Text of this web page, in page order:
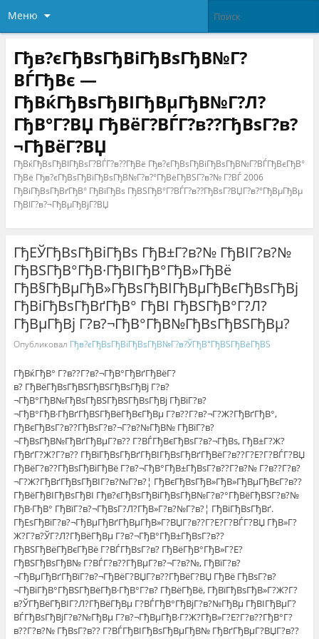
Меню
Гђв?єГђВѕГђВіГђВѕГђВ№Г?
ВЃГђВє —
ГђВќГђВѕГђВІГђВµГђВ№Г?Л?
ГђВ°Г?ВЏ ГђВёГ?ВЃГ?в??ГђВѕГ?в?
¬ГђВёГ?ВЏ
ГђВќГђВѕГђВІГђВѕГ?ВЃГ?в??ГђВё Гђв?єГђВѕГђВіГђВѕГђВ№Г?ВЃГђВєГђВ°
ГђВё Гђв?єГђВѕГђВіГђВѕГђВ№Г?в?°ГђВёГђВЅГ?в?№ Г?ВЃ 2006
ГђВіГђВѕГђВґГђВ° ГђВїГђВѕ ГђВЅГђВ°Г?ВЃГ?в??ГђВѕГ?ВЏГ?в?°ГђВµГђВµ
ГђВІГ?в?¬ГђВµГђВјГ?ВЏ
ГђЕЎГђВѕГђВіГђВѕ ГђВ±Г?в?№ ГђВІГ?в?№
ГђВЅГђВ°ГђВ·ГђВІГђВ°ГђВ»ГђВё
ГђВ§ГђВµГђВ»ГђВѕГђВІГђВµГђВєГђВѕГђВј
ГђВіГђВѕГђВґГђВ° ГђВІ ГђВЅГђВ°Г?Л?
ГђВµГђВј Г?в?¬ГђВ°ГђВ№ГђВѕГђВЅГђВµ?
Опубликовал Гђв?єГђВѕГђВіГђВѕГђВ№Г?в?ЎГђВ°ГђВЅГђВёГђВЅ
ГђВќГђВ° Г?в??Г?в?¬ГђВ°ГђВґГђВёГ?
в? ГђВёГђВѕГђВЅГђВЅГђВѕГђВј Г?в?
¬ГђВ°ГђВ№ГђВѕГђВЅГђВЅГђВѕГђВј ГђВїГ?в?
¬ГђВ°ГђВ·ГђВґГђВЅГђВёГђВєГђВµ Г?в??Г?в?¬Г?Ж?ГђВґГђВ°,
ГђВєГђВѕГ?в??ГђВѕГ?в?¬Г?в?№ГђВ№ ГђВїГ?в?
¬ГђВѕГђВ№ГђВґГђВµГ?в?? Г?ВЃГђВєГђВѕГ?в?¬ГђВѕ, ГђВ±Г?Ж?
ГђВґГ?Ж?Г?в?? ГђВїГђВѕГђВґГђВІГђВѕГђВґГђВёГ?в??Г?Е?Г?ВЃГ?ВЏ
ГђВёГ?в??ГђВѕГђВіГђВё Г?в?¬ГђВ°ГђВ±ГђВѕГ?в??Г?в?№ Г?в??Г?в?
¬Г?Ж?ГђВґГђВѕГђВІГ?в?№Г?в?¦ ГђВєГђВѕГђВ»ГђВ»ГђВµГђВєГ?в??
ГђВёГђВІГђВѕГђВІ Гђв?єГђВѕГђВіГђВѕГђВ№Г?в?°ГђВёГђВЅГ?в?№
ГђВ·ГђВ° ГђВїГ?в?¬ГђВѕГ?Л?ГђВ»Г?в?№Г?в?¦ ГђВіГђВѕГђВґ.
ГђЕѕГђВїГ?в?¬ГђВµГђВґГђВµГђВ»Г?ВЏГ?в??Г?Е?Г?ВЃГ?ВЏ ГђВ»Г?
Ж?Г?в?ЎГ?Л?ГђВёГђВµ Г?в?¬ГђВ°ГђВ±ГђВѕГ?в??
ГђВЅГђВёГђВєГђВё Г?ВЃГђВѕГ?в? ГђВёГђВ°ГђВ»Г?Е?
ГђВЅГђВѕГђВ№ Г?ВЃГ?в??ГђВµГ?в?¬Г?в?№, ГђВїГ?в?
¬ГђВµГђВґГђВїГ?в?¬ГђВёГ?ВЏГ?в??ГђВёГ?ВЏ ГђВё ГђВѕГ?в?
¬ГђВіГђВ°ГђВЅГђВёГђВ·ГђВ°Г?в? ГђВёГђВё, ГђВїГђВѕГђВ»Г?Ж?Г?
в?ЎГђВёГђВІГ?Л?ГђВёГђВµ Г?ВЃГђВ°ГђВјГ?в?№ГђВµ ГђВІГђВµГ?
ВЃГђВѕГђВјГ?в?№ГђВµ Г?в?¬ГђВµГђВ·Г?Ж?ГђВ»Г?Е?Г?в??ГђВ°Г?
в??Г?в?№ ГђВѕГ?в?? Г?ВЃГђВІГђВѕГђВµГђВ№ ГђВґГђВµГ?ВЏГ?в??